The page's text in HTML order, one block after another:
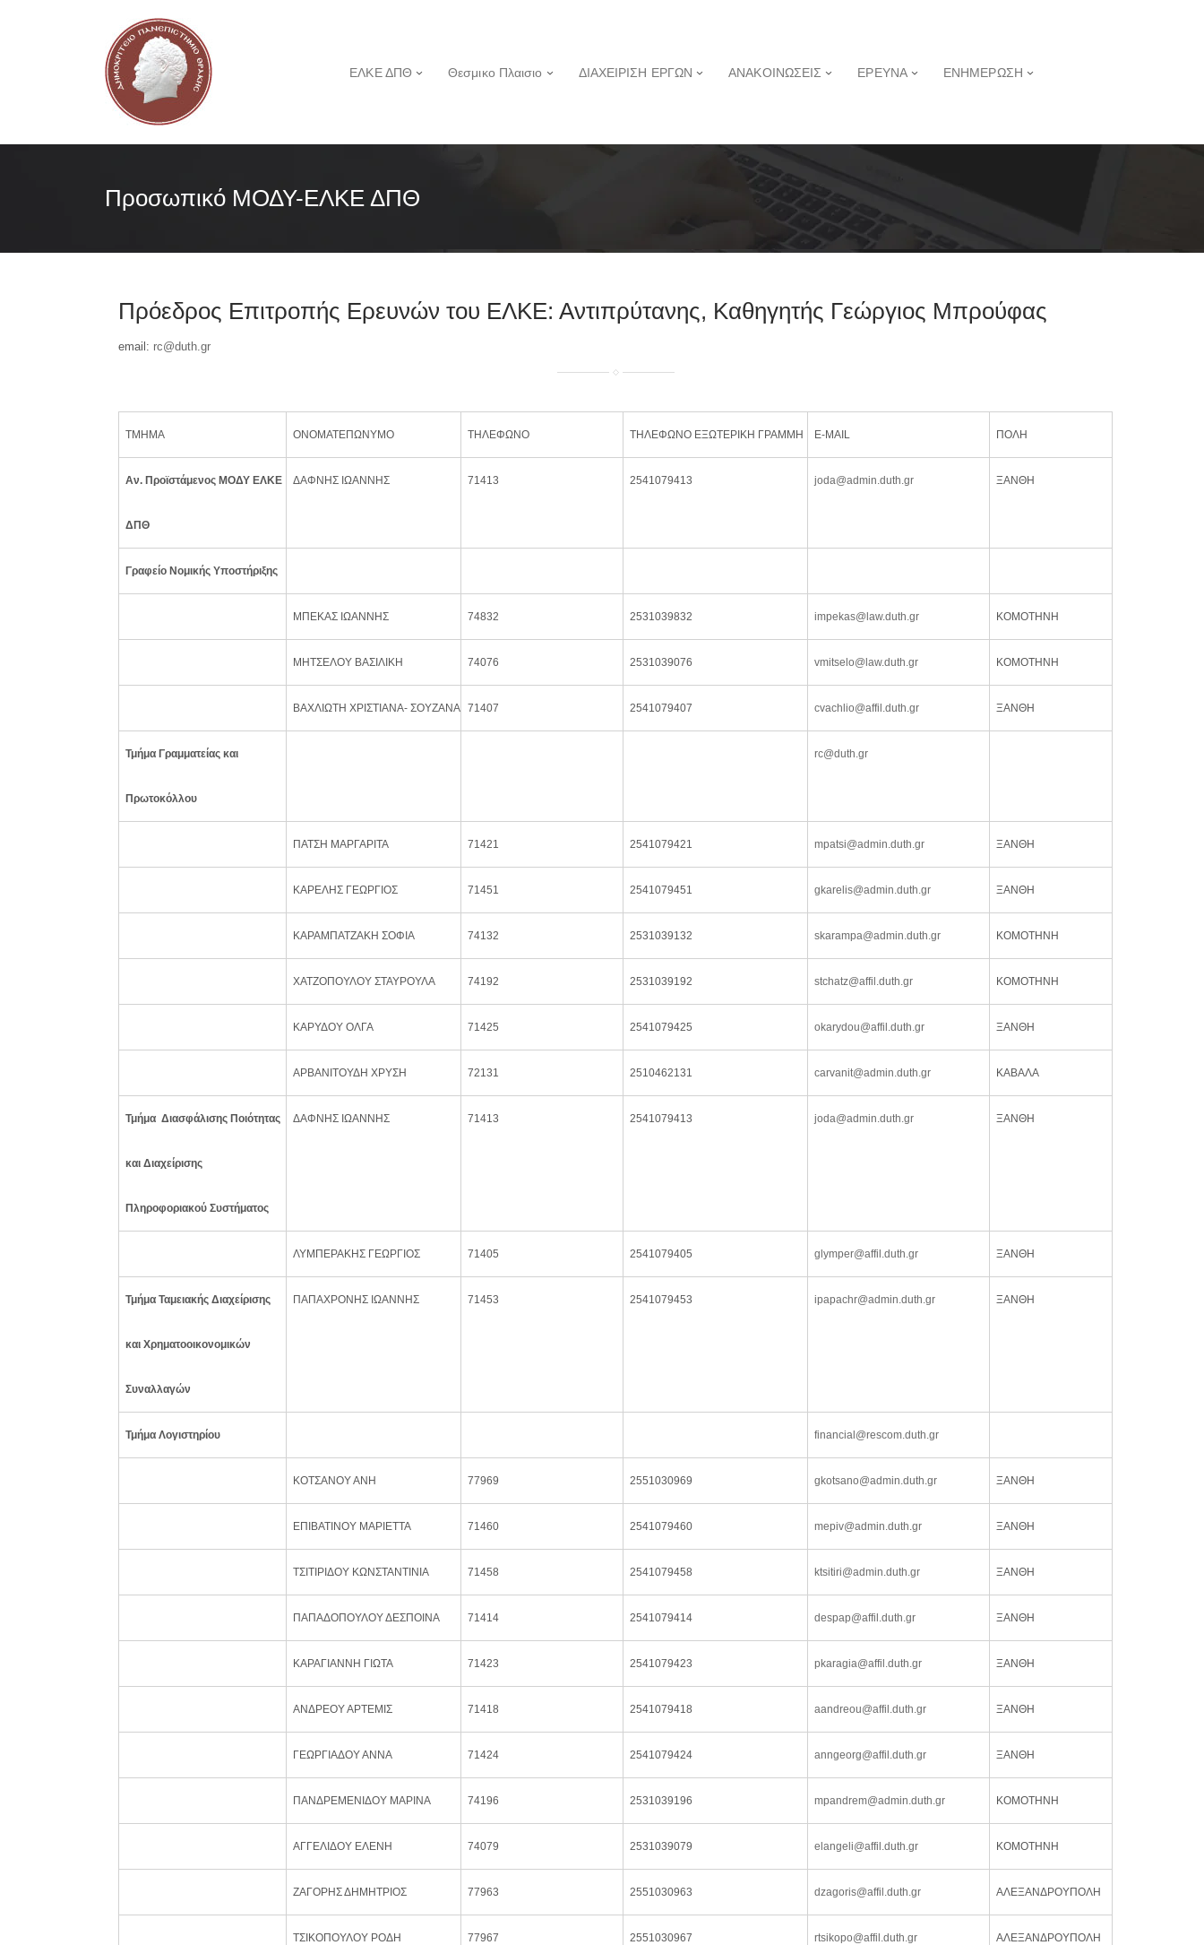
ΕΛΚΕ ΔΠΘ Θεσμικο Πλαισιο ΔΙΑΧΕΙΡΙΣΗ ΕΡΓΩΝ ΑΝΑΚΟΙΝΩΣΕΙΣ ΕΡΕΥΝΑ ΕΝΗΜΕΡΩΣΗ
Προσωπικό ΜΟΔΥ-ΕΛΚΕ ΔΠΘ
Πρόεδρος Επιτροπής Ερευνών του ΕΛΚΕ: Αντιπρύτανης, Καθηγητής Γεώργιος Μπρούφας
email: rc@duth.gr
ΤΜΗΜΑ ΟΝΟΜΑΤΕΠΩΝΥΜΟ ΤΗΛΕΦΩΝΟ ΤΗΛΕΦΩΝΟ ΕΞΩΤΕΡΙΚΗ ΓΡΑΜΜΗ E-MAIL ΠΟΛΗ
Αν. Προϊστάμενος ΜΟΔΥ ΕΛΚΕ
ΔΠΘ
ΔΑΦΝΗΣ ΙΩΑΝΝΗΣ 71413 2541079413 joda@admin.duth.gr ΞΑΝΘΗ
Γραφείο Νομικής Υποστήριξης
ΜΠΕΚΑΣ ΙΩΑΝΝΗΣ 74832 2531039832 impekas@law.duth.gr ΚΟΜΟΤΗΝΗ
ΜΗΤΣΕΛΟΥ ΒΑΣΙΛΙΚΗ 74076 2531039076 vmitselo@law.duth.gr ΚΟΜΟΤΗΝΗ
ΒΑΧΛΙΩΤΗ ΧΡΙΣΤΙΑΝΑ- ΣΟΥΖΑΝΑ 71407 2541079407 cvachlio@affil.duth.gr ΞΑΝΘΗ
Τμήμα Γραμματείας και
Πρωτοκόλλου
rc@duth.gr
ΠΑΤΣΗ ΜΑΡΓΑΡΙΤΑ 71421 2541079421 mpatsi@admin.duth.gr ΞΑΝΘΗ
ΚΑΡΕΛΗΣ ΓΕΩΡΓΙΟΣ 71451 2541079451 gkarelis@admin.duth.gr ΞΑΝΘΗ
ΚΑΡΑΜΠΑΤΖΑΚΗ ΣΟΦΙΑ 74132 2531039132 skarampa@admin.duth.gr ΚΟΜΟΤΗΝΗ
ΧΑΤΖΟΠΟΥΛΟΥ ΣΤΑΥΡΟΥΛΑ 74192 2531039192 stchatz@affil.duth.gr ΚΟΜΟΤΗΝΗ
ΚΑΡΥΔΟΥ ΟΛΓΑ 71425 2541079425 okarydou@affil.duth.gr ΞΑΝΘΗ
ΑΡΒΑΝΙΤΟΥΔΗ ΧΡΥΣΗ 72131 2510462131 carvanit@admin.duth.gr ΚΑΒΑΛΑ
Τμήμα Διασφάλισης Ποιότητας
και Διαχείρισης
Πληροφοριακού Συστήματος
ΔΑΦΝΗΣ ΙΩΑΝΝΗΣ 71413 2541079413 joda@admin.duth.gr ΞΑΝΘΗ
ΛΥΜΠΕΡΑΚΗΣ ΓΕΩΡΓΙΟΣ 71405 2541079405 glymper@affil.duth.gr ΞΑΝΘΗ
Τμήμα Ταμειακής Διαχείρισης
και Χρηματοοικονομικών
Συναλλαγών
ΠΑΠΑΧΡΟΝΗΣ ΙΩΑΝΝΗΣ 71453 2541079453 ipapachr@admin.duth.gr ΞΑΝΘΗ
Τμήμα Λογιστηρίου financial@rescom.duth.gr
ΚΟΤΣΑΝΟΥ ΑΝΗ 77969 2551030969 gkotsano@admin.duth.gr ΞΑΝΘΗ
ΕΠΙΒΑΤΙΝΟΥ ΜΑΡΙΕΤΤΑ 71460 2541079460 mepiv@admin.duth.gr ΞΑΝΘΗ
ΤΣΙΤΙΡΙΔΟΥ ΚΩΝΣΤΑΝΤΙΝΙΑ 71458 2541079458 ktsitiri@admin.duth.gr ΞΑΝΘΗ
ΠΑΠΑΔΟΠΟΥΛΟΥ ΔΕΣΠΟΙΝΑ 71414 2541079414 despap@affil.duth.gr ΞΑΝΘΗ
ΚΑΡΑΓΙΑΝΝΗ ΓΙΩΤΑ 71423 2541079423 pkaragia@affil.duth.gr ΞΑΝΘΗ
ΑΝΔΡΕΟΥ ΑΡΤΕΜΙΣ 71418 2541079418 aandreou@affil.duth.gr ΞΑΝΘΗ
ΓΕΩΡΓΙΑΔΟΥ ΑΝΝΑ 71424 2541079424 anngeorg@affil.duth.gr ΞΑΝΘΗ
ΠΑΝΔΡΕΜΕΝΙΔΟΥ ΜΑΡΙΝΑ 74196 2531039196 mpandrem@admin.duth.gr ΚΟΜΟΤΗΝΗ
ΑΓΓΕΛΙΔΟΥ ΕΛΕΝΗ 74079 2531039079 elangeli@affil.duth.gr ΚΟΜΟΤΗΝΗ
ΖΑΓΟΡΗΣ ΔΗΜΗΤΡΙΟΣ 77963 2551030963 dzagoris@affil.duth.gr ΑΛΕΞΑΝΔΡΟΥΠΟΛΗ
ΤΣΙΚΟΠΟΥΛΟΥ ΡΟΔΗ 77967 2551030967 rtsikopo@affil.duth.gr ΑΛΕΞΑΝΔΡΟΥΠΟΛΗ